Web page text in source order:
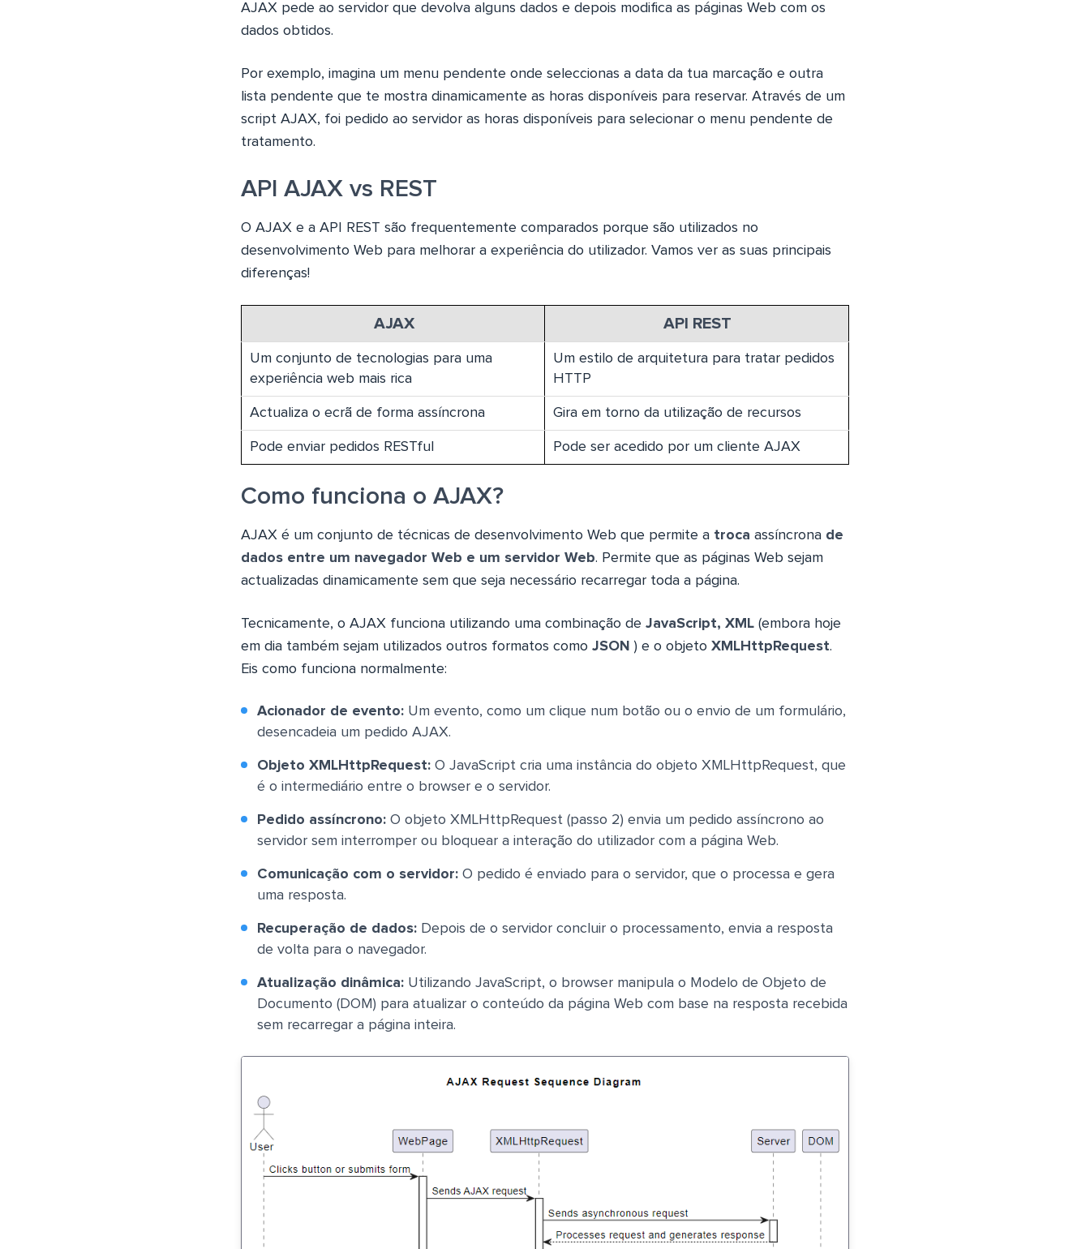
AJAX pede ao servidor que devolva alguns dados e depois modifica as páginas Web com os
dados obtidos.
Por exemplo, imagina um menu pendente onde seleccionas a data da tua marcação e outra
lista pendente que te mostra dinamicamente as horas disponíveis para reservar. Através de um
script AJAX, foi pedido ao servidor as horas disponíveis para selecionar o menu pendente de
tratamento.
API AJAX vs REST
O AJAX e a API REST são frequentemente comparados porque são utilizados no
desenvolvimento Web para melhorar a experiência do utilizador. Vamos ver as suas principais
diferenças!
AJAX API REST
Um conjunto de tecnologias para uma
experiência web mais rica
Um estilo de arquitetura para tratar pedidos
HTTP
Actualiza o ecrã de forma assíncrona Gira em torno da utilização de recursos
Pode enviar pedidos RESTful Pode ser acedido por um cliente AJAX
Como funciona o AJAX?
AJAX é um conjunto de técnicas de desenvolvimento Web que permite a troca assíncrona de
dados entre um navegador Web e um servidor Web. Permite que as páginas Web sejam
actualizadas dinamicamente sem que seja necessário recarregar toda a página.
Tecnicamente, o AJAX funciona utilizando uma combinação de JavaScript, XML (embora hoje
em dia também sejam utilizados outros formatos como JSON ) e o objeto XMLHttpRequest.
Eis como funciona normalmente:
Acionador de evento: Um evento, como um clique num botão ou o envio de um formulário,
desencadeia um pedido AJAX.
Objeto XMLHttpRequest: O JavaScript cria uma instância do objeto XMLHttpRequest, que
é o intermediário entre o browser e o servidor.
Pedido assíncrono: O objeto XMLHttpRequest (passo 2) envia um pedido assíncrono ao
servidor sem interromper ou bloquear a interação do utilizador com a página Web.
Comunicação com o servidor: O pedido é enviado para o servidor, que o processa e gera
uma resposta.
Recuperação de dados: Depois de o servidor concluir o processamento, envia a resposta
de volta para o navegador.
Atualização dinâmica: Utilizando JavaScript, o browser manipula o Modelo de Objeto de
Documento (DOM) para atualizar o conteúdo da página Web com base na resposta recebida
sem recarregar a página inteira.